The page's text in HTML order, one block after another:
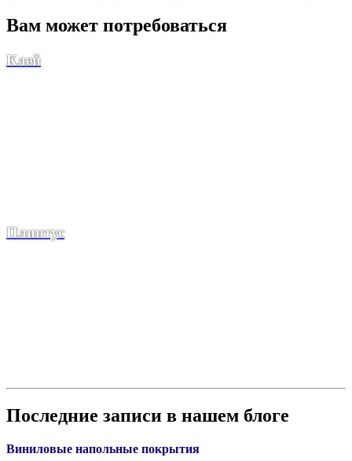
Вам может потребоваться
Клей
Плинтус
Последние записи в нашем блоге
Виниловые напольные покрытия